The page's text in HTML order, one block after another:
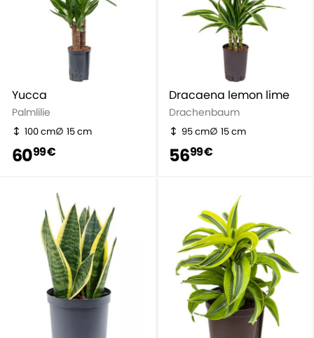
Yucca
Palmlilie
100 cm 15 cm
6099 €
Dracaena lemon lime
Drachenbaum
95 cm 15 cm
5699 €